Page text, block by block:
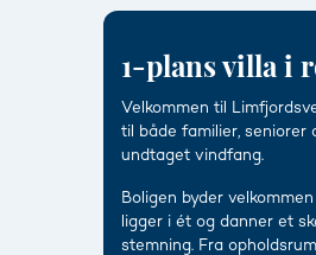
1-plans villa i
Velkommen til
til både familier, seniorer
undtaget vindfang.
Boligen byder
ligger i ét og danner et
stemning. Fra